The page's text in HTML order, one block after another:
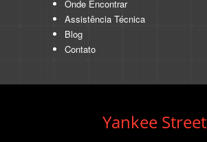
Onde Encontrar
Assistência Técnica
Blog
Contato
Yankee Street